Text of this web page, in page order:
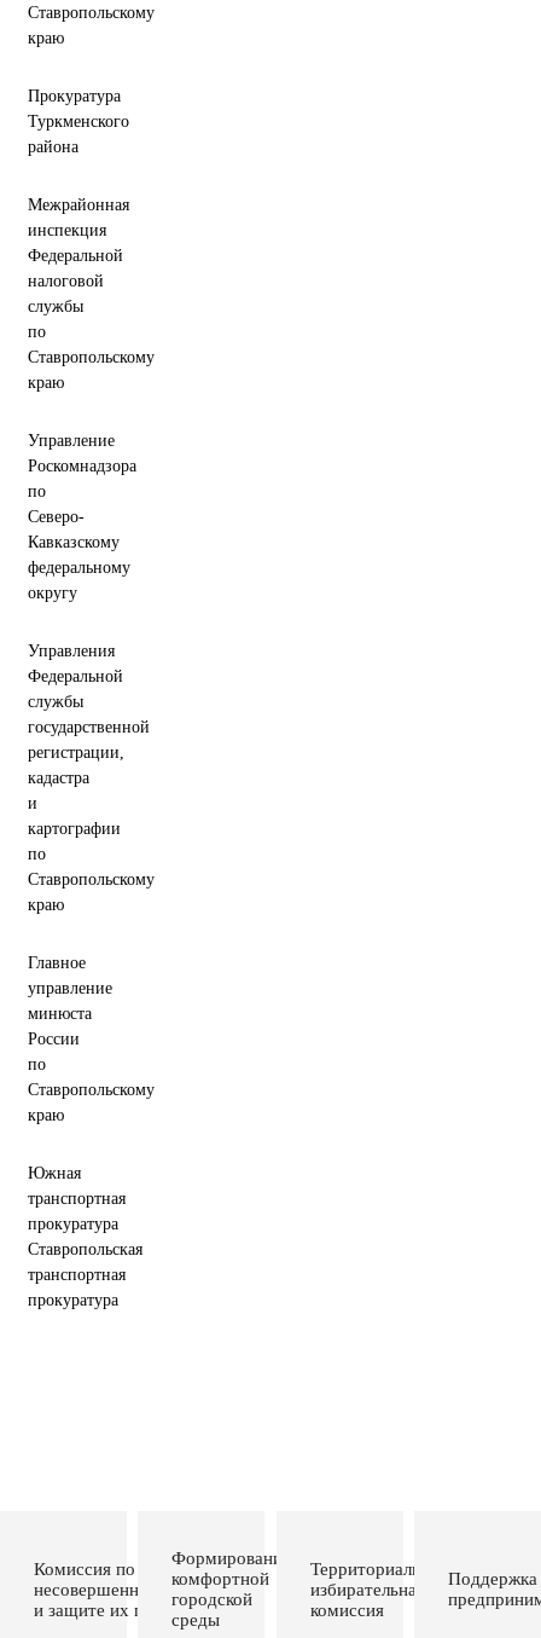
Ставропольскому
краю
Прокуратура
Туркменского
района
Межрайонная
инспекция
Федеральной
налоговой
службы
по
Ставропольскому
краю
Управление
Роскомнадзора
по
Северо-
Кавказскому
федеральному
округу
Управления
Федеральной
службы
государственной
регистрации,
кадастра
и
картографии
по
Ставропольскому
краю
Главное
управление
минюста
России
по
Ставропольскому
краю
Южная
транспортная
прокуратура
Ставропольская
транспортная
прокуратура
Комиссия по делам
несовершеннолетних
и защите их прав
Формирование
комфортной
городской
среды
Территориальная
избирательная
комиссия
Поддержка